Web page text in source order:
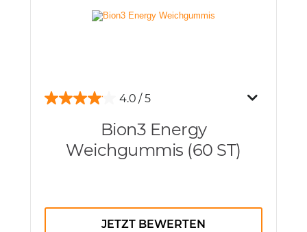
4.0
Bion3 Energy
Weichgummis (60 ST)
JETZT BEWERTEN